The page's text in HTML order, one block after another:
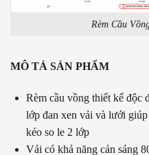
Rèm Cầu
MÔ TẢ SẢN PHẨM
Rèm cầu vồng thiết kế độc
lớp đan xen vải và lưới
kéo so le 2 lớp
Vải có khả năng cản sáng